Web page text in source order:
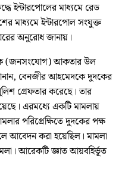
ইন্টারপোলের মাধ্যমে রেড
মাধ্যমে ইন্টারপোল সংযুক্ত
অনুরোধ জানায়।
(জনসংযোগ) আকতার উল
বেনজীর আহমেদকে দুদকের
গ্রেফতার করেছে। তার
এরমধ্যে একটি মামলায়
পরিপ্রেক্ষিতে দুদকের পক্ষ
আবেদন করা হয়েছিল। মামলা
আরেকটি জ্ঞাত আয়বহির্ভূত